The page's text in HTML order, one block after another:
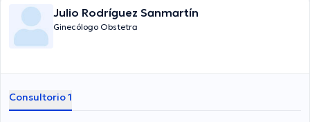
Julio Rodríguez Sanmartín
Ginecólogo Obstetra
Consultorio 1